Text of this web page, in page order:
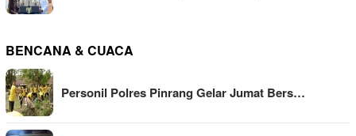
BENCANA & CUACA
Personil Polres Pinrang Gelar Jumat Bers…